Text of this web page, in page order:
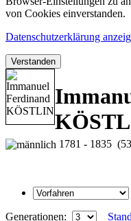
von Cookies einverstanden.
Datenschutzerklärung
Verstanden
1781 - 1835
Generationen: